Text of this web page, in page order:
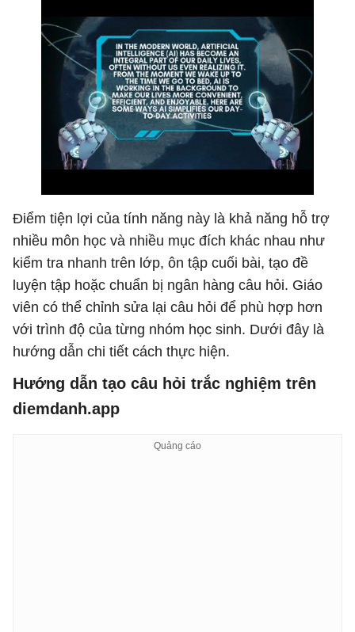
Điểm tiện lợi của tính năng này là khả năng hỗ trợ
nhiều môn học và nhiều mục đích khác nhau như
kiểm tra nhanh trên lớp, ôn tập cuối bài, tạo đề
luyện tập hoặc chuẩn bị ngân hàng câu hỏi. Giáo
viên có thể chỉnh sửa lại câu hỏi để phù hợp hơn
với trình độ của từng nhóm học sinh. Dưới đây là
hướng dẫn chi tiết cách thực hiện.
Hướng dẫn tạo câu hỏi trắc nghiệm trên
diemdanh.app